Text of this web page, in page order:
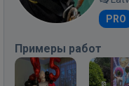
PRO
Примеры работ